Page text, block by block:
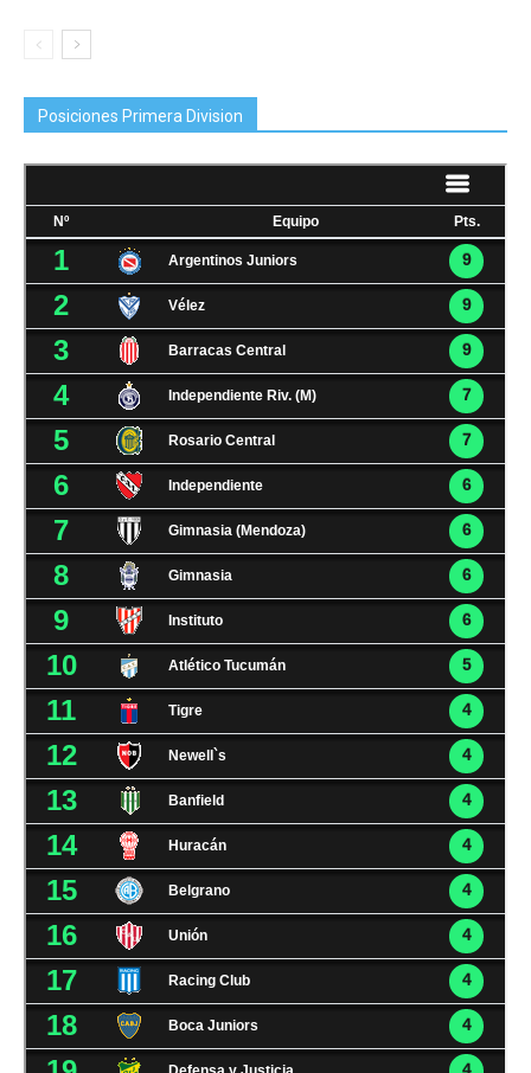
Posiciones Primera Division